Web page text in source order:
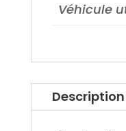
Véhicule
Description